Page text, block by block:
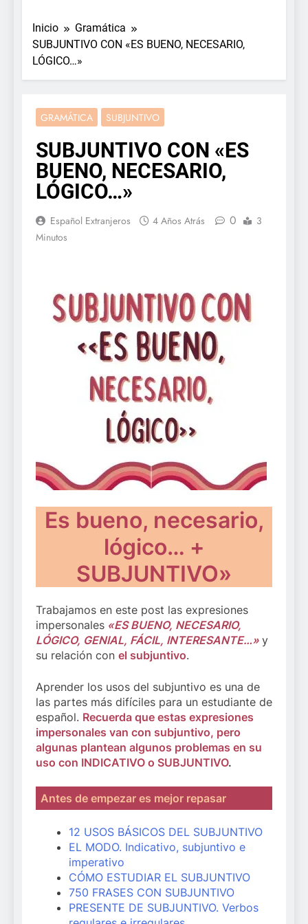
Inicio
Gramática
SUBJUNTIVO CON «ES BUENO, NECESARIO,
LÓGICO…»
GRAMÁTICA SUBJUNTIVO
SUBJUNTIVO CON «ES
BUENO, NECESARIO,
LÓGICO…»
Español Extranjeros 4 Años Atrás 0
3
Minutos
Es bueno, necesario,
lógico… +
SUBJUNTIVO»
Trabajamos en este post las expresiones
impersonales «ES BUENO, NECESARIO,
LÓGICO, GENIAL, FÁCIL, INTERESANTE…» y
su relación con el subjuntivo.
Aprender los usos del subjuntivo es una de
las partes más difíciles para un estudiante de
español. Recuerda que estas expresiones
impersonales van con subjuntivo, pero
algunas plantean algunos problemas en su
uso con INDICATIVO o SUBJUNTIVO.
Antes de empezar es mejor repasar
12 USOS BÁSICOS DEL SUBJUNTIVO
EL MODO. Indicativo, subjuntivo e
imperativo
CÓMO ESTUDIAR EL SUBJUNTIVO
750 FRASES CON SUBJUNTIVO
PRESENTE DE SUBJUNTIVO. Verbos